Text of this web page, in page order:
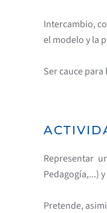
Intercambio,
el modelo y la
Ser cauce
Representar
Pedagogía,...)
Pretende,